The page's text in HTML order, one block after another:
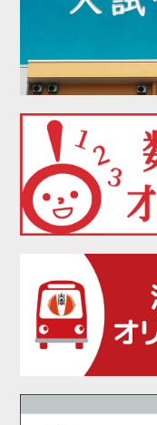
2022年01月
2021年11月
2021年10月
2021年09月
2021年08月
2021年07月
2021年06月
2021年05月
2021年04月
2021年02月
2021年01月
2020年12月
2020年11月